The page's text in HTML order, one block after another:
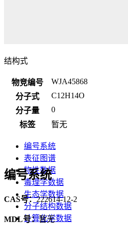
结构式
物竞编号
WJA45868
分子式
C12H14O
分子量
0
标签
暂无
编号系统
表征图谱
物性数据
毒理学数据
生态学数据
分子结构数据
计算化学数据
编号系统
CAS号：222614-12-2
MDL号：暂无